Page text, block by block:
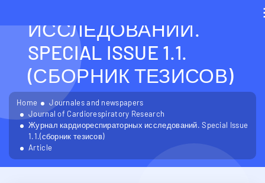
ИССЛЕДОВАНИЙ.
SPECIAL ISSUE 1.1.
(СБОРНИК ТЕЗИСОВ)
Home
Journales and newspapers
Journal of Cardiorespiratory Research
Журнал кардиореспираторных исследований. Special Issue
1.1.(сборник тезисов)
Article